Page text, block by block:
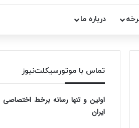
درباره ما
تماس با موتورسیکلت‌نیوز
اولین و تنها رسانه برخط اختصاصی
ایران